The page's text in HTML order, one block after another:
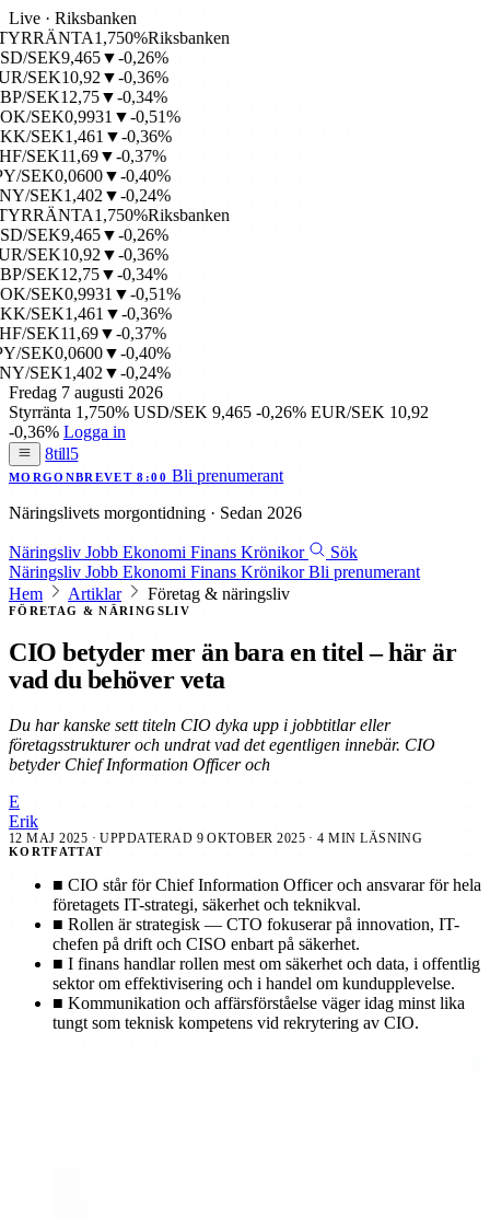
Live · Riksbanken
1,750%Riksbanken
SEK9,465▼-0,26%
SEK10,92▼-0,36%
SEK12,75▼-0,34%
SEK0,9931▼-0,51%
SEK1,461▼-0,36%
SEK11,69▼-0,37%
SEK0,0600▼-0,40%
SEK1,402▼-0,24%
1,750%Riksbanken
SEK9,465▼-0,26%
SEK10,92▼-0,36%
SEK12,75▼-0,34%
SEK0,9931▼-0,51%
SEK1,461▼-0,36%
SEK11,69▼-0,37%
SEK0,0600▼-0,40%
SEK1,402▼-0,24%
Fredag 7 augusti 2026
Styrränta 1,750% USD/SEK 9,465 -0,26% EUR/SEK 10,92
-0,36% Logga in
8till5
MORGONBREVET 8:00 Bli prenumerant
Näringslivets morgontidning · Sedan 2026
Näringsliv Jobb Ekonomi Finans Krönikor
Sök
Näringsliv Jobb Ekonomi Finans KrönikorBli prenumerant
Hem
Artiklar Företag & näringsliv
FÖRETAG & NÄRINGSLIV
CIO betyder mer än bara en titel – här är
vad du behöver veta
Du har kanske sett titeln CIO dyka upp i jobbtitlar eller
företagsstrukturer och undrat vad det egentligen innebär. CIO
betyder Chief Information Officer och
E
Erik
12 MAJ 2025 · UPPDATERAD 9 OKTOBER 2025· 4 MIN LÄSNING
KORTFATTAT
■ CIO står för Chief Information Officer och ansvarar för hela
företagets IT-strategi, säkerhet och teknikval.
■ Rollen är strategisk — CTO fokuserar på innovation, IT-
chefen på drift och CISO enbart på säkerhet.
■ I finans handlar rollen mest om säkerhet och data, i offentlig
sektor om effektivisering och i handel om kundupplevelse.
■ Kommunikation och affärsförståelse väger idag minst lika
tungt som teknisk kompetens vid rekrytering av CIO.